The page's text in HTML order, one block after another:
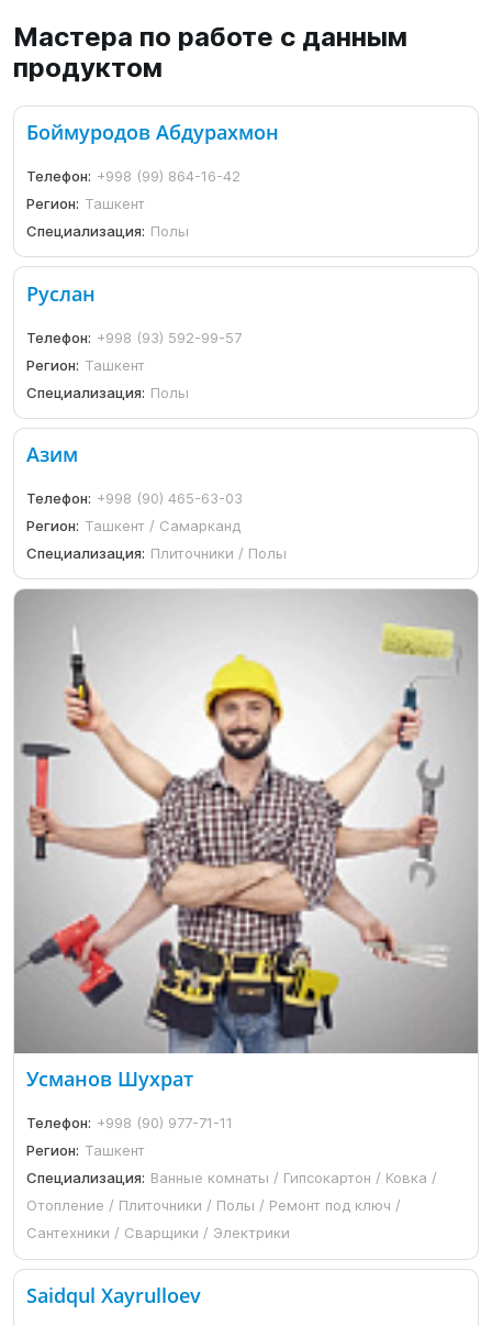
Мастера по работе с данным
продуктом
Боймуродов Абдурахмон
Телефон: +998 (99) 864-16-42
Регион: Ташкент
Специализация: Полы
Руслан
Телефон: +998 (93) 592-99-57
Регион: Ташкент
Специализация: Полы
Азим
Телефон: +998 (90) 465-63-03
Регион: Ташкент / Самарканд
Специализация: Плиточники / Полы
Усманов Шухрат
Телефон: +998 (90) 977-71-11
Регион: Ташкент
Специализация: Ванные комнаты / Гипсокартон / Ковка /
Отопление / Плиточники / Полы / Ремонт под ключ /
Сантехники / Сварщики / Электрики
Saidqul Xayrulloev